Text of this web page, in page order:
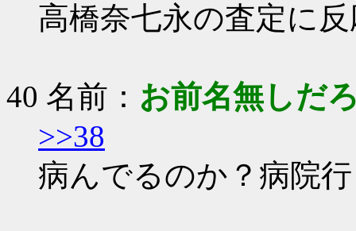
高橋奈七永の査定に
40 名前： お前名無しだ
>>38
病んでるのか？病院